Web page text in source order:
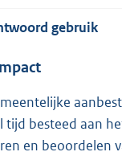
gebruik
tijd besteed aan
en beoordelen